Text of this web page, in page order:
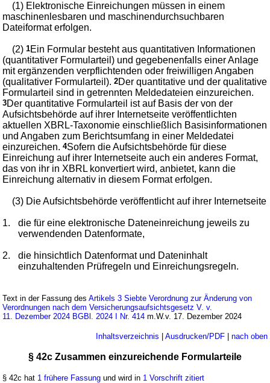
(1) Elektronische Einreichungen müssen in einem
maschinenlesbaren und maschinendurchsuchbaren
Dateiformat erfolgen.
(2)1Ein Formular besteht aus quantitativen Informationen
(quantitativer Formularteil) und gegebenenfalls einer Anlage
mit ergänzenden verpflichtenden oder freiwilligen Angaben
(qualitativer Formularteil).2Der quantitative und der qualitative
Formularteil sind in getrennten Meldedateien einzureichen.
3Der quantitative Formularteil ist auf Basis der von der
Aufsichtsbehörde auf ihrer Internetseite veröffentlichten
aktuellen XBRL-Taxonomie einschließlich Basisinformationen
und Angaben zum Berichtsumfang in einer Meldedatei
einzureichen.4Sofern die Aufsichtsbehörde für diese
Einreichung auf ihrer Internetseite auch ein anderes Format,
das von ihr in XBRL konvertiert wird, anbietet, kann die
Einreichung alternativ in diesem Format erfolgen.
(3) Die Aufsichtsbehörde veröffentlicht auf ihrer Internetseite
1.
die für eine elektronische Dateneinreichung jeweils zu
verwendenden Datenformate,
2.
die hinsichtlich Datenformat und Dateninhalt
einzuhaltenden Prüfregeln und Einreichungsregeln.
Text in der Fassung desArtikels 3 Siebte Verordnung zur Änderung von
Verordnungen nach dem Versicherungsaufsichtsgesetz V. v.
11. Dezember 2024 BGBl. 2024 I Nr. 414 m.W.v. 17. Dezember 2024
Inhaltsverzeichnis Ausdrucken/PDF| nach oben
§ 42c Zusammen einzureichende Formularteile
§ 42c hat 1 frühere Fassung und wird in 1 Vorschrift zitiert